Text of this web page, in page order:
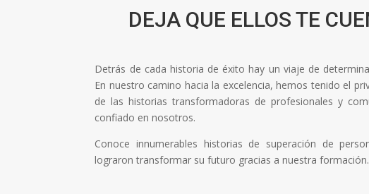
DEJA QUE ELLOS TE
Detrás de cada historia de éxito hay un viaje de
En nuestro camino hacia la excelencia, hemos tenido el
de las historias transformadoras de profesionales y
confiado en nosotros.
Conoce innumerables historias de superación de
lograron transformar su futuro gracias a nuestra formación.